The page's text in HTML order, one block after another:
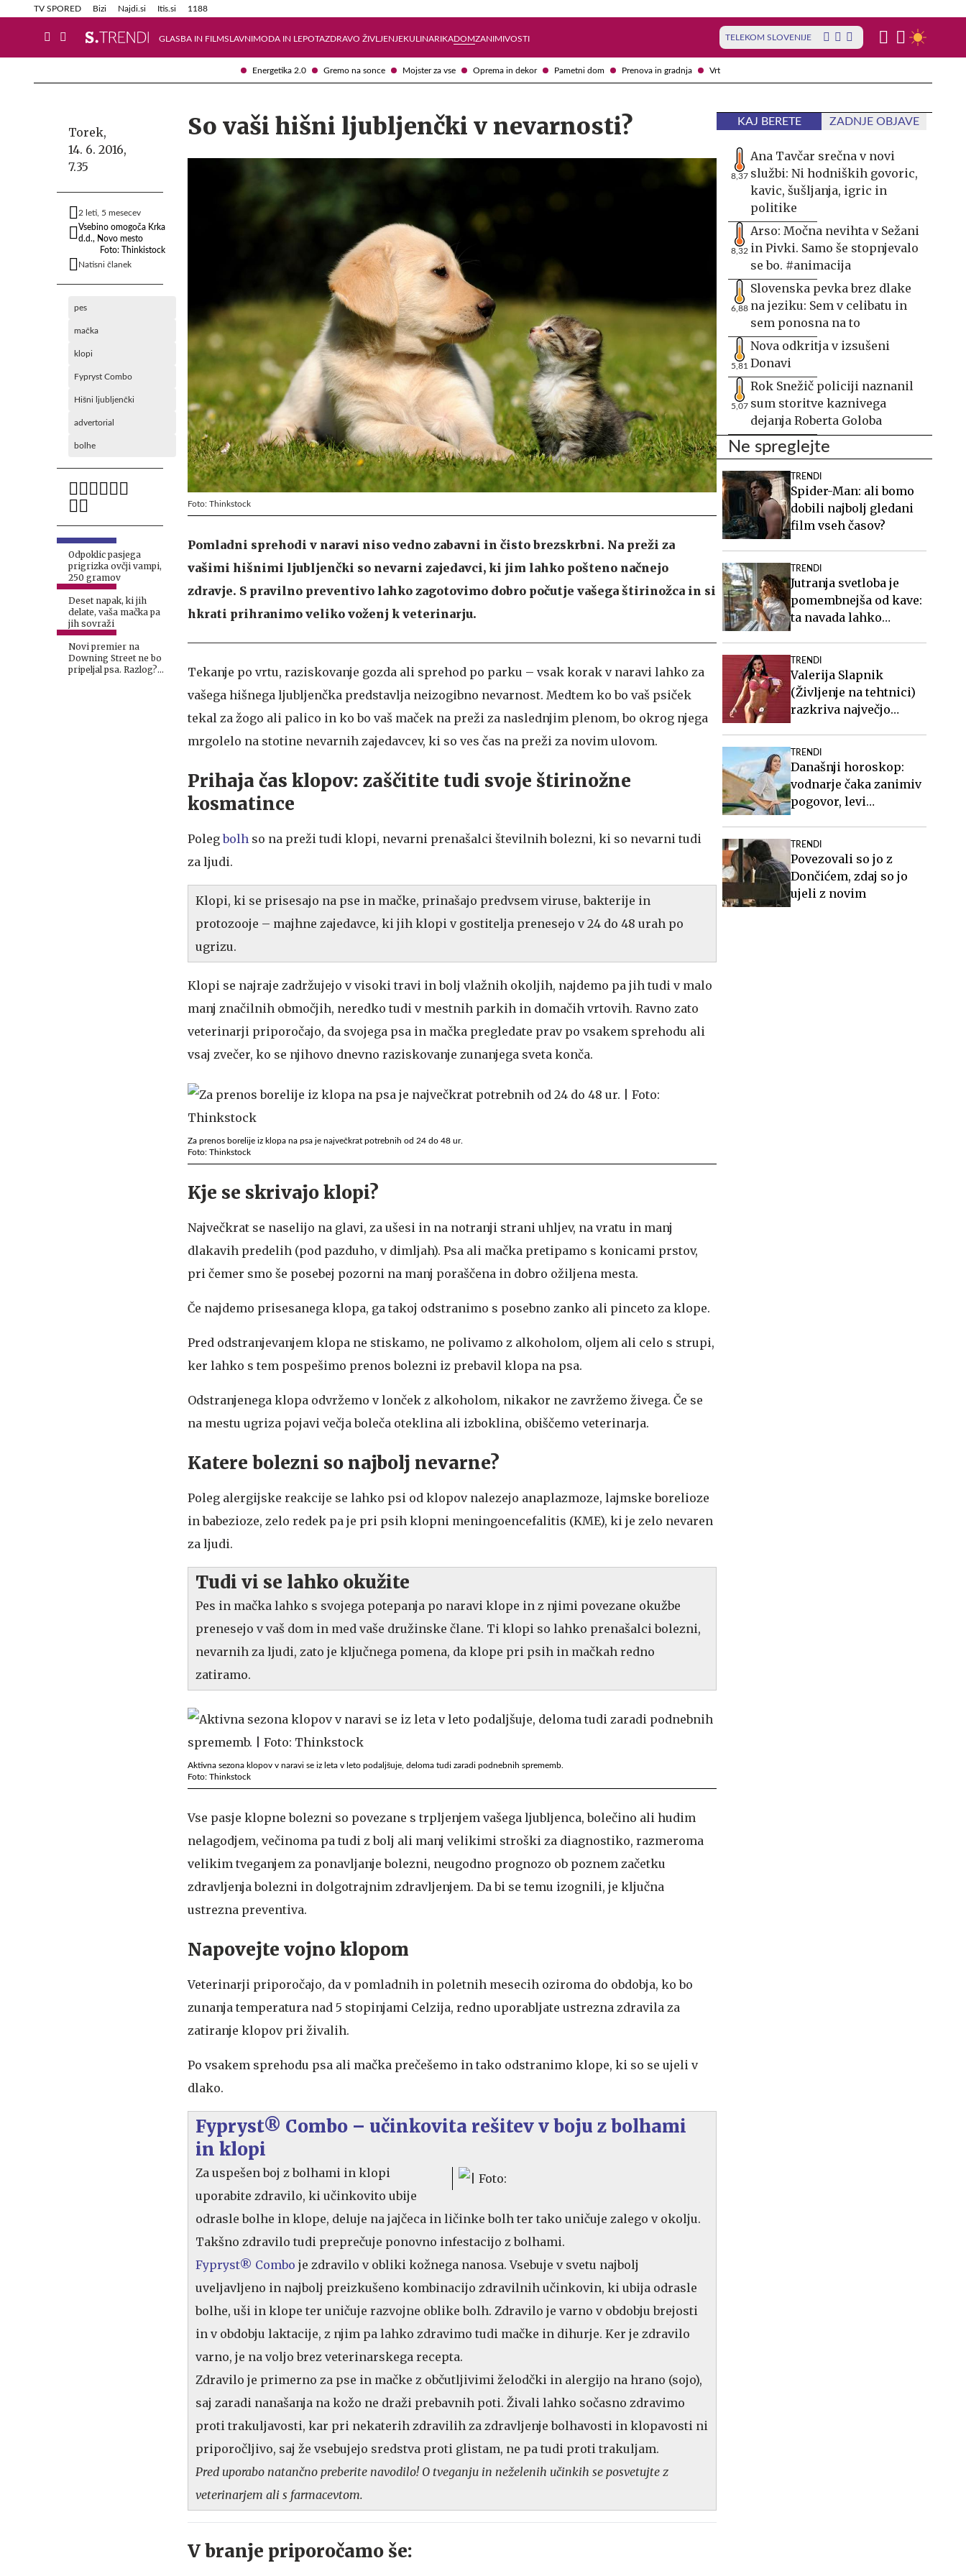
Energetika 2.0 Gremo na sonce Mojster za vse Oprema in dekor Pametni dom Prenova in gradnja Vrt
TV SPORED Bizi Najdi.si Itis.si 1188
GLASBA IN FILMSLAVNIMODA IN LEPOTAZDRAVO ŽIVLJENJEKULINARIKADOMZANIMIVOSTI TELEKOM SLOVENIJE
Info in obvestila Tehnik
Torek,
14. 6. 2016,
7.35
2 leti, 5 mesecev
Vsebino omogoča Krka
d.d., Novo mesto
Foto: Thinkistock
Natisni članek
pes
mačka
klopi
Fypryst Combo
Hišni ljubljenčki
advertorial
bolhe
Odpoklic pasjega
prigrizka ovčji vampi,
250 gramov
Deset napak, ki jih
delate, vaša mačka pa
jih sovraži
Novi premier na
Downing Street ne bo
pripeljal psa. Razlog?
So vaši hišni ljubljenčki v nevarnosti?
Foto: Thinkstock
Pomladni sprehodi v naravi niso vedno zabavni in čisto brezskrbni. Na preži za
vašimi hišnimi ljubljenčki so nevarni zajedavci, ki jim lahko pošteno načnejo
zdravje. S pravilno preventivo lahko zagotovimo dobro počutje vašega štirinožca in si
hkrati prihranimo veliko voženj k veterinarju.
Tekanje po vrtu, raziskovanje gozda ali sprehod po parku – vsak korak v naravi lahko za
vašega hišnega ljubljenčka predstavlja neizogibno nevarnost. Medtem ko bo vaš psiček
tekal za žogo ali palico in ko bo vaš maček na preži za naslednjim plenom, bo okrog njega
mrgolelo na stotine nevarnih zajedavcev, ki so ves čas na preži za novim ulovom.
Prihaja čas klopov: zaščitite tudi svoje štirinožne
kosmatince
Polegbolh so na preži tudi klopi, nevarni prenašalci številnih bolezni, ki so nevarni tudi
za ljudi.
Klopi, ki se prisesajo na pse in mačke, prinašajo predvsem viruse, bakterije in
protozooje – majhne zajedavce, ki jih klopi v gostitelja prenesejo v 24 do 48 urah po
ugrizu.
Klopi se najraje zadržujejo v visoki travi in bolj vlažnih okoljih, najdemo pa jih tudi v malo
manj značilnih območjih, neredko tudi v mestnih parkih in domačih vrtovih. Ravno zato
veterinarji priporočajo, da svojega psa in mačka pregledate prav po vsakem sprehodu ali
vsaj zvečer, ko se njihovo dnevno raziskovanje zunanjega sveta konča.
Za prenos borelije iz klopa na psa je največkrat potrebnih od 24 do 48 ur.
Foto: Thinkstock
Kje se skrivajo klopi?
Največkrat se naselijo na glavi, za ušesi in na notranji strani uhljev, na vratu in manj
dlakavih predelih (pod pazduho, v dimljah). Psa ali mačka pretipamo s konicami prstov,
pri čemer smo še posebej pozorni na manj poraščena in dobro ožiljena mesta.
Če najdemo prisesanega klopa, ga takoj odstranimo s posebno zanko ali pinceto za klope.
Pred odstranjevanjem klopa ne stiskamo, ne polivamo z alkoholom, oljem ali celo s strupi,
ker lahko s tem pospešimo prenos bolezni iz prebavil klopa na psa.
Odstranjenega klopa odvržemo v lonček z alkoholom, nikakor ne zavržemo živega. Če se
na mestu ugriza pojavi večja boleča oteklina ali izboklina, obiščemo veterinarja.
Katere bolezni so najbolj nevarne?
Poleg alergijske reakcije se lahko psi od klopov nalezejo anaplazmoze, lajmske borelioze
in babezioze, zelo redek pa je pri psih klopni meningoencefalitis (KME), ki je zelo nevaren
za ljudi.
Tudi vi se lahko okužite
Pes in mačka lahko s svojega potepanja po naravi klope in z njimi povezane okužbe
prenesejo v vaš dom in med vaše družinske člane. Ti klopi so lahko prenašalci bolezni,
nevarnih za ljudi, zato je ključnega pomena, da klope pri psih in mačkah redno
zatiramo.
Aktivna sezona klopov v naravi se iz leta v leto podaljšuje, deloma tudi zaradi podnebnih sprememb.
Foto: Thinkstock
Vse pasje klopne bolezni so povezane s trpljenjem vašega ljubljenca, bolečino ali hudim
nelagodjem, večinoma pa tudi z bolj ali manj velikimi stroški za diagnostiko, razmeroma
velikim tveganjem za ponavljanje bolezni, neugodno prognozo ob poznem začetku
zdravljenja bolezni in dolgotrajnim zdravljenjem. Da bi se temu izognili, je ključna
ustrezna preventiva.
Napovejte vojno klopom
Veterinarji priporočajo, da v pomladnih in poletnih mesecih oziroma do obdobja, ko bo
zunanja temperatura nad 5 stopinjami Celzija, redno uporabljate ustrezna zdravila za
zatiranje klopov pri živalih.
Po vsakem sprehodu psa ali mačka prečešemo in tako odstranimo klope, ki so se ujeli v
dlako.
Fypryst® Combo – učinkovita rešitev v boju z bolhami
in klopi
Za uspešen boj z bolhami in klopi
uporabite zdravilo, ki učinkovito ubije
odrasle bolhe in klope, deluje na jajčeca in ličinke bolh ter tako uničuje zalego v okolju.
Takšno zdravilo tudi preprečuje ponovno infestacijo z bolhami.
Fypryst® Combo je zdravilo v obliki kožnega nanosa. Vsebuje v svetu najbolj
uveljavljeno in najbolj preizkušeno kombinacijo zdravilnih učinkovin, ki ubija odrasle
bolhe, uši in klope ter uničuje razvojne oblike bolh. Zdravilo je varno v obdobju brejosti
in v obdobju laktacije, z njim pa lahko zdravimo tudi mačke in dihurje. Ker je zdravilo
varno, je na voljo brez veterinarskega recepta.
Zdravilo je primerno za pse in mačke z občutljivimi želodčki in alergijo na hrano (sojo),
saj zaradi nanašanja na kožo ne draži prebavnih poti. Živali lahko sočasno zdravimo
proti trakuljavosti, kar pri nekaterih zdravilih za zdravljenje bolhavosti in klopavosti ni
priporočljivo, saj že vsebujejo sredstva proti glistam, ne pa tudi proti trakuljam.
Pred uporabo natančno preberite navodilo! O tveganju in neželenih učinkih se posvetujte z
veterinarjem ali s farmacevtom.
V branje priporočamo še:
KAJ BERETE ZADNJE OBJAVE
8,37
Ana Tavčar srečna v novi
službi: Ni hodniških govoric,
kavic, šušljanja, igric in
politike
8,32
Arso: Močna nevihta v Sežani
in Pivki. Samo še stopnjevalo
se bo. #animacija
6,88
Slovenska pevka brez dlake
na jeziku: Sem v celibatu in
sem ponosna na to
5,81
Nova odkritja v izsušeni
Donavi
5,07
Rok Snežič policiji naznanil
sum storitve kaznivega
dejanja Roberta Goloba
Ne spreglejte
TRENDI
Spider-Man: ali bomo
dobili najbolj gledani
film vseh časov?
TRENDI
Jutranja svetloba je
pomembnejša od kave:
ta navada lahko
TRENDI
Valerija Slapnik
(Življenje na tehtnici)
razkriva največjo
TRENDI
Današnji horoskop:
vodnarje čaka zanimiv
pogovor, levi
TRENDI
Povezovali so jo z
Dončićem, zdaj so jo
ujeli z novim